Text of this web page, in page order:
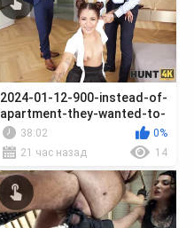
2024-01-12-900-instead-of-
apartment-they-wanted-to-
see-my-cock-hd
38:02
0%
21 час назад
14